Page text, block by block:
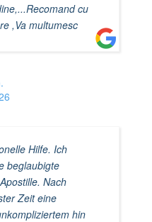
cu
,Va multumesc
Hilfe. Ich
beglaubigte
Nach
Zeit eine
hin